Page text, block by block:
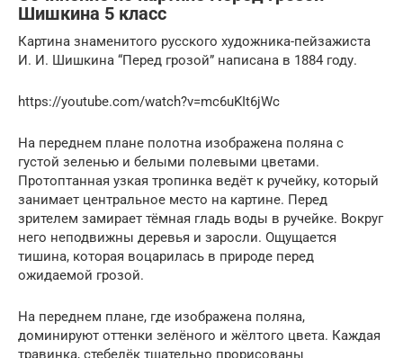
Шишкина 5 класс
Картина знаменитого русского художника-пейзажиста
И. И. Шишкина “Перед грозой” написана в 1884 году.
https://youtube.com/watch?v=mc6uKIt6jWc
На переднем плане полотна изображена поляна с
густой зеленью и белыми полевыми цветами.
Протоптанная узкая тропинка ведёт к ручейку, который
занимает центральное место на картине. Перед
зрителем замирает тёмная гладь воды в ручейке. Вокруг
него неподвижны деревья и заросли. Ощущается
тишина, которая воцарилась в природе перед
ожидаемой грозой.
На переднем плане, где изображена поляна,
доминируют оттенки зелёного и жёлтого цвета. Каждая
травинка, стебелёк тщательно прорисованы